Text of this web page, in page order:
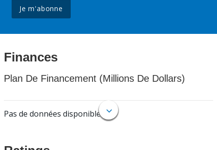
Je m'abonne
Finances
Plan De Financement (Millions De Dollars)
Pas de données disponibles.